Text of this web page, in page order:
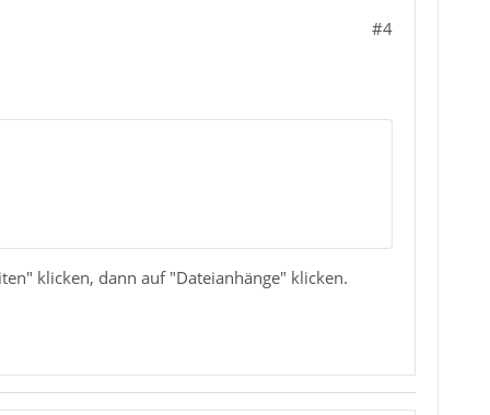
#4
klicken, dann auf "Dateianhänge" klicken.